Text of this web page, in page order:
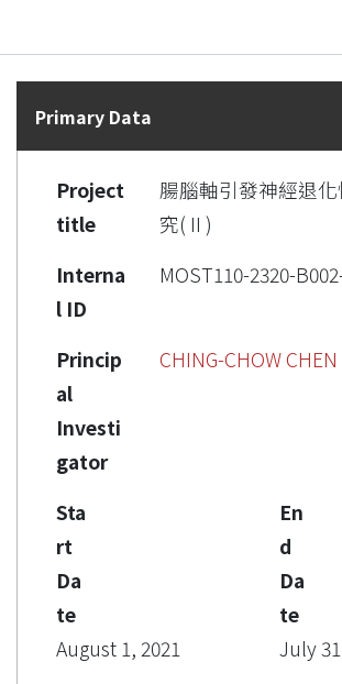
Details
Primary Data
Project
title
腸腦軸引發神經退
究( II )
Interna
l ID
MOST110-2320-
Princip
al
Investi
gator
CHING-CHOW CHEN
Sta
rt
Da
te
August 1, 2021
En
d
Da
te
July